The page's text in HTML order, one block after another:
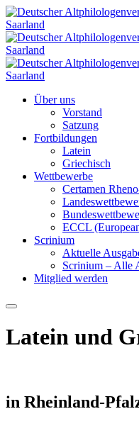
Über uns
Vorstand
Satzung
Fortbildungen
Latein
Griechisch
Wettbewerbe
Certamen
ECCL
Scrinium
Aktuelle
Scrinium – Alle
Mitglied werden
Latein und
in Rheinland-